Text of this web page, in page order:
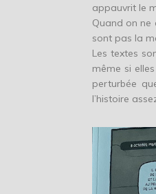
appauvrit le
Quand on ne
sont pas la
Les textes
même si
perturbée
l’histoire